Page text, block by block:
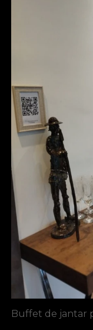
Buffet de jantar